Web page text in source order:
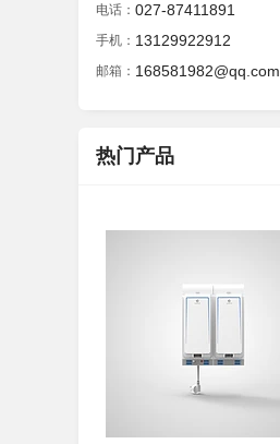
电话： 027-87411891
手机： 13129922912
邮箱： 168581982@qq.com
热门产品